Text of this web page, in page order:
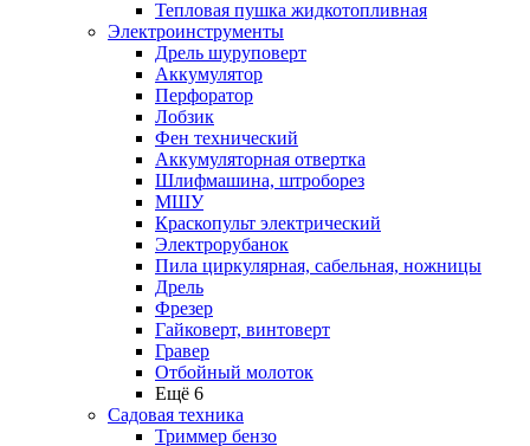
Тепловая пушка жидкотопливная
Электроинструменты
Дрель шуруповерт
Аккумулятор
Перфоратор
Лобзик
Фен технический
Аккумуляторная отвертка
Шлифмашина, штроборез
МШУ
Краскопульт электрический
Электрорубанок
Пила циркулярная, сабельная, ножницы
Дрель
Фрезер
Гайковерт, винтоверт
Гравер
Отбойный молоток
Ещё 6
Садовая техника
Триммер бензо